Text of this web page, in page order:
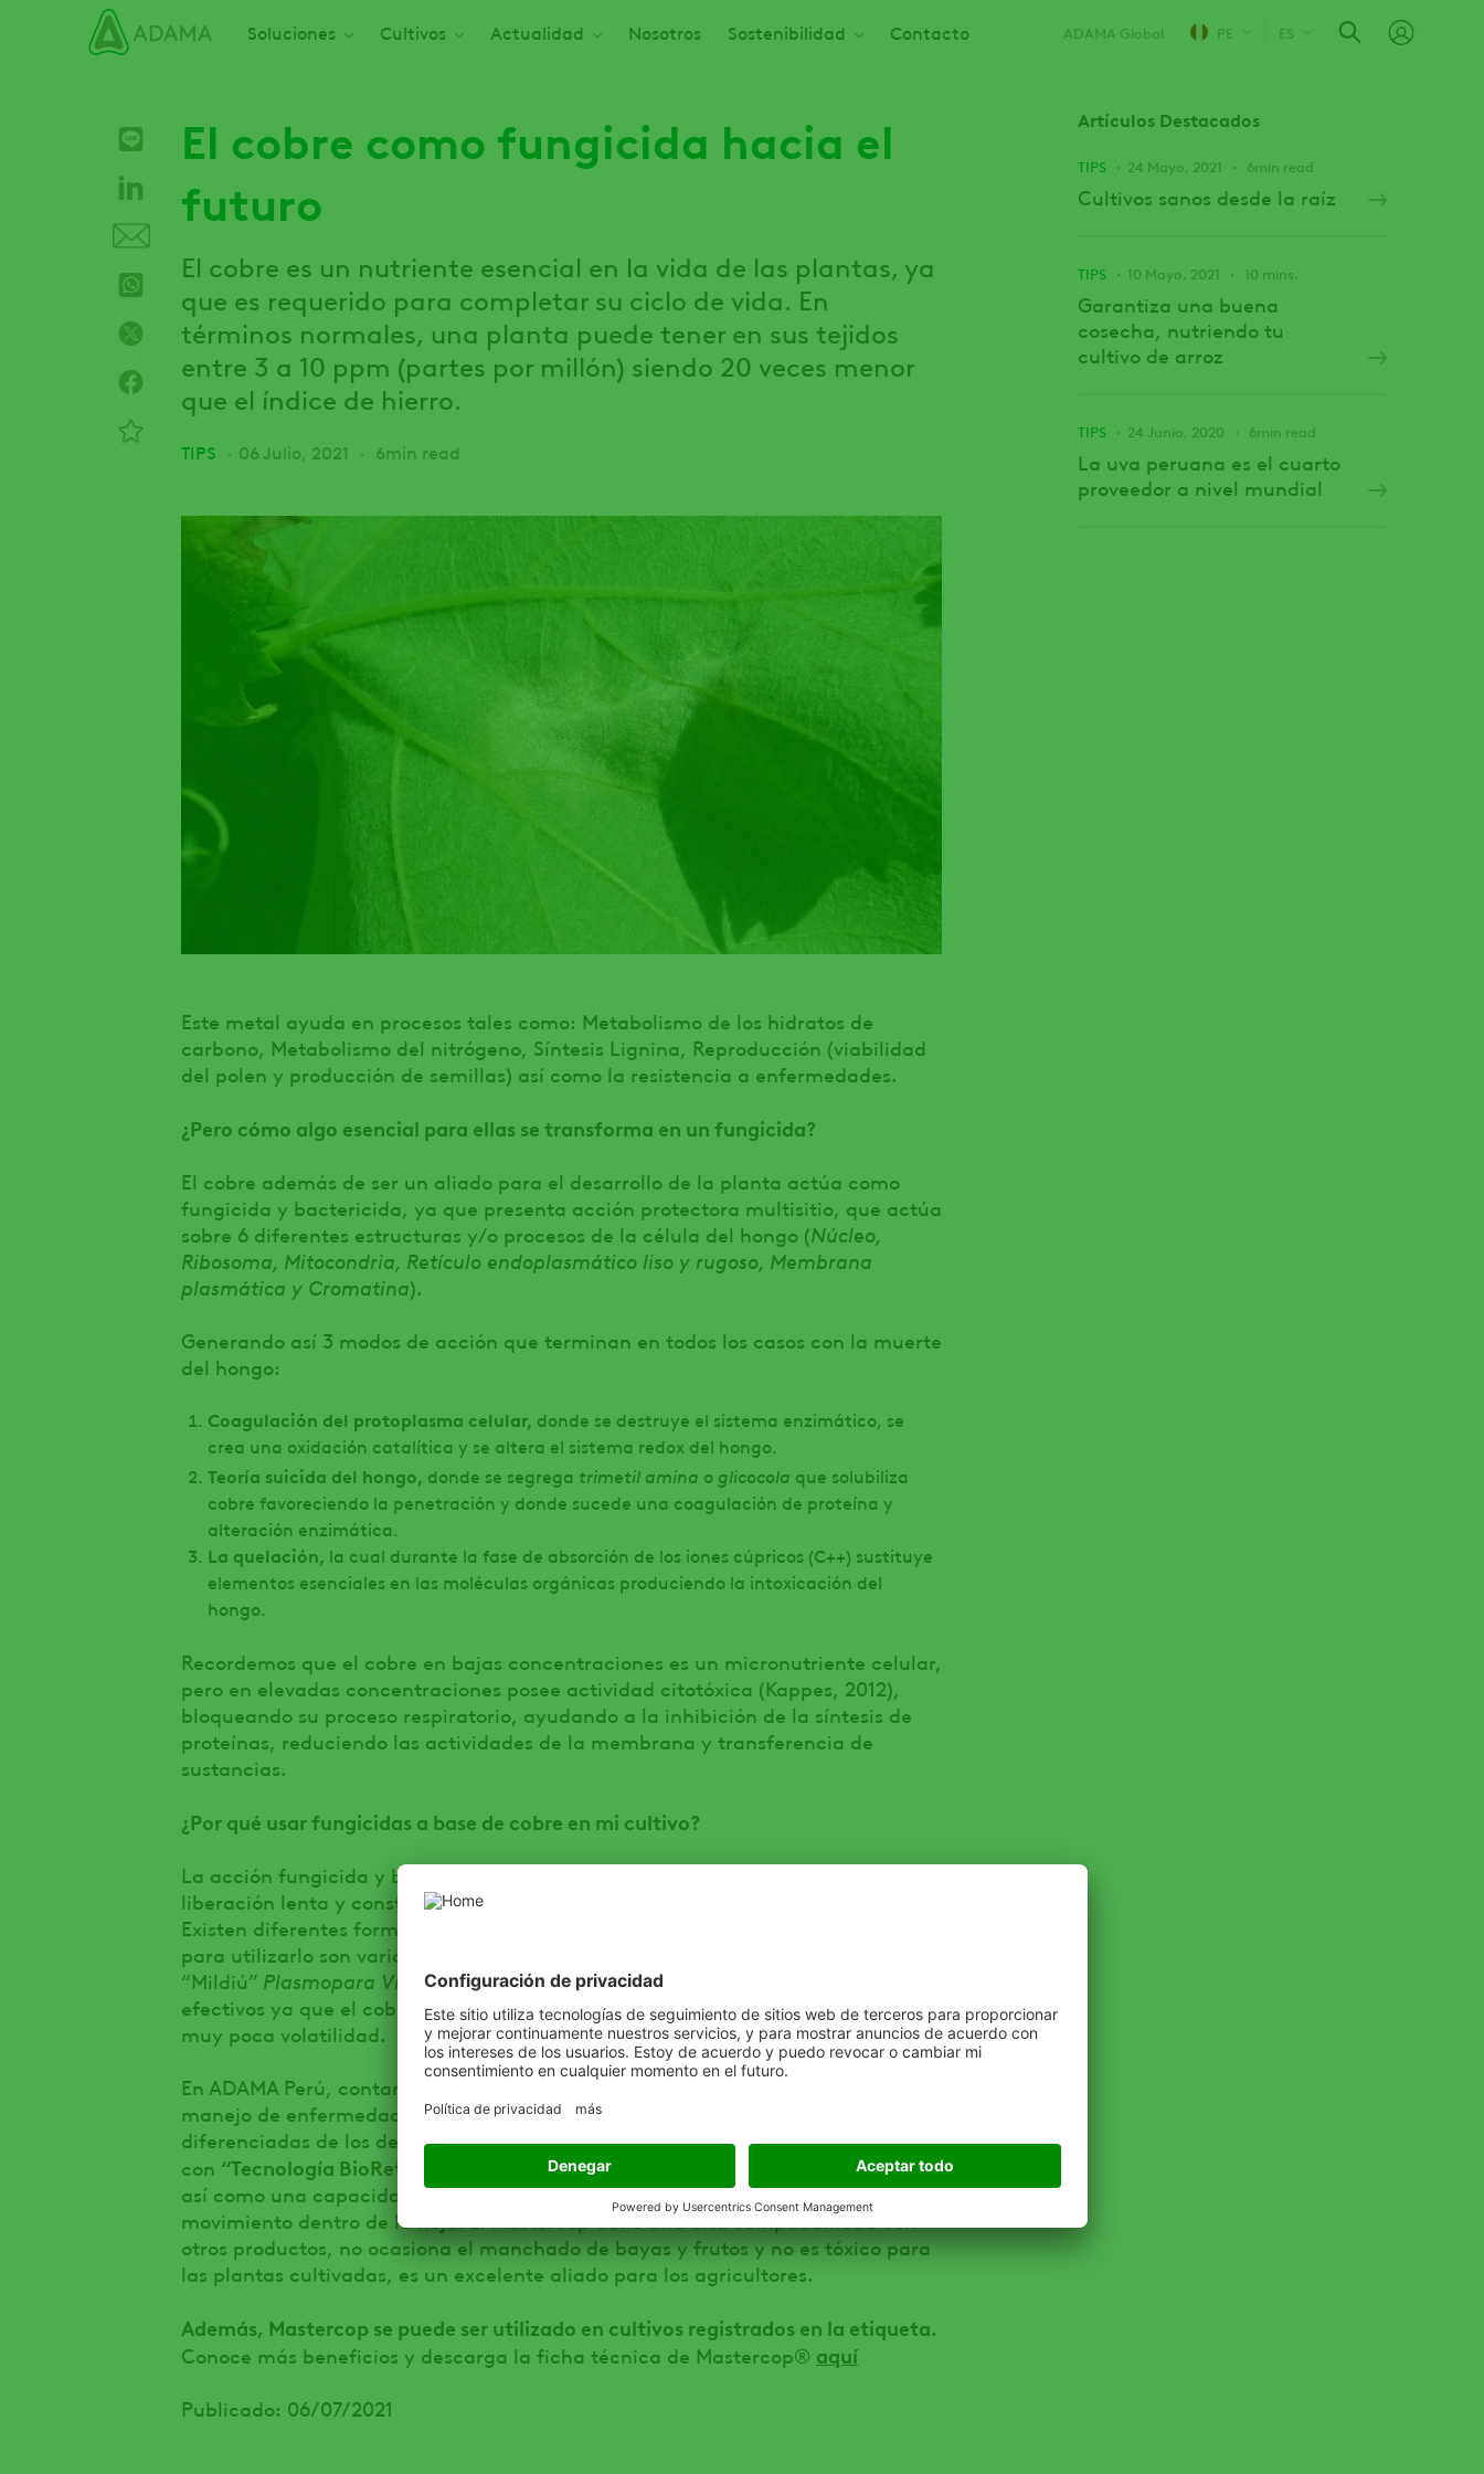
Main navigation
Soluciones Cultivos Actualidad Nosotros Sostenibilidad Contacto ADAMA Global PE ES
El cobre como fungicida hacia el
futuro
El cobre es un nutriente esencial en la vida de las plantas, ya
que es requerido para completar su ciclo de vida. En
términos normales, una planta puede tener en sus tejidos
entre 3 a 10 ppm (partes por millón) siendo 20 veces menor
que el índice de hierro.
TIPS 06 Julio, 2021 6min read
Este metal ayuda en procesos tales como: Metabolismo de los hidratos de
carbono, Metabolismo del nitrógeno, Síntesis Lignina, Reproducción (viabilidad
del polen y producción de semillas) así como la resistencia a enfermedades.
¿Pero cómo algo esencial para ellas se transforma en un fungicida?
El cobre además de ser un aliado para el desarrollo de la planta actúa como
fungicida y bactericida, ya que presenta acción protectora multisitio, que actúa
sobre 6 diferentes estructuras y/o procesos de la célula del hongo (Núcleo,
Ribosoma, Mitocondria, Retículo endoplasmático liso y rugoso, Membrana
plasmática y Cromatina).
Generando así 3 modos de acción que terminan en todos los casos con la muerte
del hongo:
Coagulación del protoplasma celular, donde se destruye el sistema enzimático, se
crea una oxidación catalítica y se altera el sistema redox del hongo.
Teoría suicida del hongo, donde se segrega trimetil amina o glicocola que solubiliza
cobre favoreciendo la penetración y donde sucede una coagulación de proteína y
alteración enzimática.
La quelación, la cual durante la fase de absorción de los iones cúpricos (C++) sustituye
elementos esenciales en las moléculas orgánicas produciendo la intoxicación del
hongo.
Recordemos que el cobre en bajas concentraciones es un micronutriente celular,
pero en elevadas concentraciones posee actividad citotóxica (Kappes, 2012),
bloqueando su proceso respiratorio, ayudando a la inhibición de la síntesis de
proteínas, reduciendo las actividades de la membrana y transferencia de
sustancias.
¿Por qué usar fungicidas a base de cobre en mi cultivo?
La acción fungicida y bactericida de los compuestos de Cobre, se basa en la
liberación lenta y constante del ion Cobre (II) o Cu2+ en contacto con el agua.
Existen diferentes formulaciones para aplicar cobre en los cultivos, los motivos
para utilizarlo son varios como por ejemplo el control de la enfermedad del
“Mildiú” Plasmopara Viticolaen cultivo de vid, sobre esta enfermedad son muy
efectivos ya que el cobre es capaz de tener un efecto residual y duradero, posee
muy poca volatilidad.
En ADAMA Perú, contamos con Mastercop®, es el producto más versátil para el
manejo de enfermedades fúngicas y bacterianas con características
diferenciadas de los demás, gracias a su formulación como complejo cúprico,
con “Tecnología BioRetain®”
, a una concentración de cobre metal de 60g/L.,
así como una capacidad de ionización del 90% y acción sub cuticular, con
movimiento dentro de la hoja. El Mastercop tiene una alta compatibilidad con
otros productos, no ocasiona el manchado de bayas y frutos y no es tóxico para
las plantas cultivadas, es un excelente aliado para los agricultores.
Además, Mastercop se puede ser utilizado en cultivos registrados en la etiqueta.
Conoce más beneficios y descarga la ficha técnica de Mastercop® aquí
Publicado: 06/07/2021
Artículos Destacados
TIPS 24 Mayo, 2021 6min read
Cultivos sanos desde la raíz
TIPS 10 Mayo, 2021 10 mins.
Garantiza una buena
cosecha, nutriendo tu
cultivo de arroz
TIPS 24 Junio, 2020 6min read
La uva peruana es el cuarto
proveedor a nivel mundial